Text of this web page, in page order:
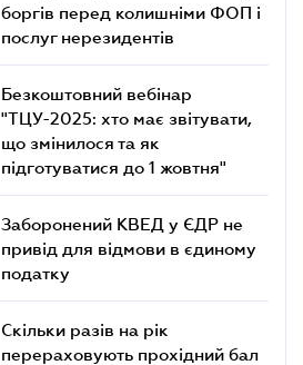
боргів перед колишніми ФОП і
послуг нерезидентів
Безкоштовний вебінар
"ТЦУ-2025: хто має звітувати,
що змінилося та як
підготуватися до 1 жовтня"
Заборонений КВЕД у ЄДР не
привід для відмови в єдиному
податку
Скільки разів на рік
перераховують прохідний бал